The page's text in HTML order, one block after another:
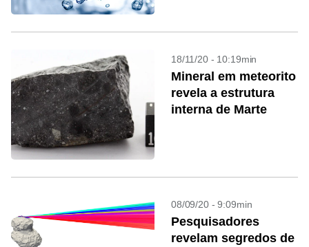
18/11/20 - 10:19min
Mineral em meteorito
revela a estrutura
interna de Marte
08/09/20 - 9:09min
Pesquisadores
revelam segredos de